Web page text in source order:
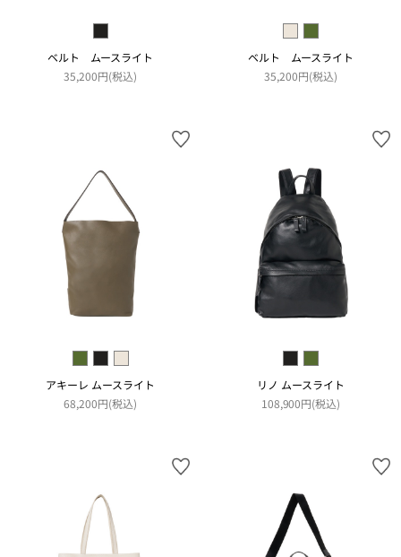
ベルト ムースライト
35,200円(税込)
ベルト ムースライト
35,200円(税込)
アキーレ ムースライト
68,200円(税込)
リノ ムースライト
108,900円(税込)